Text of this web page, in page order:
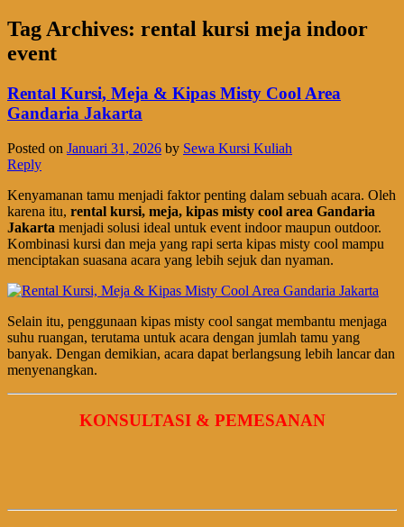
Tag Archives: rental kursi meja indoor
event
Rental Kursi, Meja & Kipas Misty Cool Area
Gandaria Jakarta
Posted on Januari 31, 2026 by Sewa Kursi Kuliah
Reply
Kenyamanan tamu menjadi faktor penting dalam sebuah acara. Oleh
karena itu, rental kursi, meja, kipas misty cool area Gandaria
Jakarta menjadi solusi ideal untuk event indoor maupun outdoor.
Kombinasi kursi dan meja yang rapi serta kipas misty cool mampu
menciptakan suasana acara yang lebih sejuk dan nyaman.
Selain itu, penggunaan kipas misty cool sangat membantu menjaga
suhu ruangan, terutama untuk acara dengan jumlah tamu yang
banyak. Dengan demikian, acara dapat berlangsung lebih lancar dan
menyenangkan.
KONSULTASI & PEMESANAN